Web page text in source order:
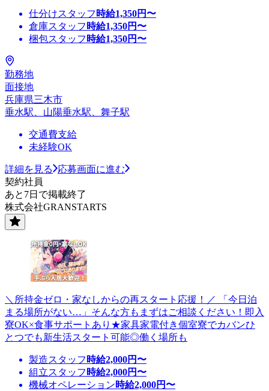
仕分けスタッフ 時給1,350円〜
倉庫スタッフ 時給1,350円〜
梱包スタッフ 時給1,350円〜
勤務地
面接地
兵庫県三木市
垂水駅、山陽垂水駅、舞子駅
交通費支給
未経験OK
詳細を見る
応募画面に進む
契約社員
あと7日で掲載終了
株式会社GRANSTARTS
＼所持金ゼロ・家なしからの再スタート応援！／ 「今日泊
まる場所がない…」そんな方もまずはご相談ください！即入
寮OK×食事サポートあり★家具家電付き個室寮でカバンひ
とつでも新生活スタート可能◎働く場所も
製造スタッフ 時給2,000円〜
組立スタッフ 時給2,000円〜
機械オペレーション時給2,000円〜